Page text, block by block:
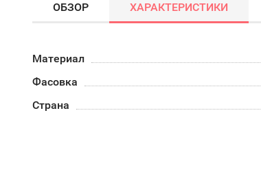
ОБЗОР ХАРАКТЕРИСТИКИ
Материал
Фасовка
Страна